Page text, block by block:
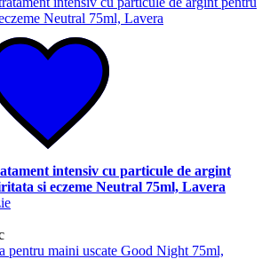
intensiv cu particule de argint
si eczeme Neutral 75ml, Lavera